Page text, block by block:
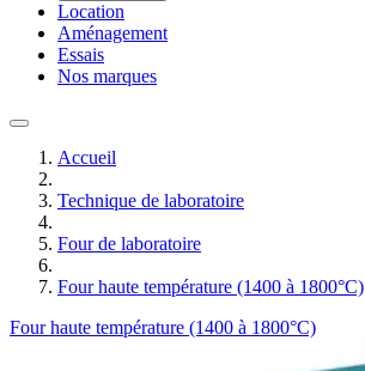
Location
Aménagement
Essais
Nos marques
Accueil
Technique de laboratoire
Four de laboratoire
Four haute température (1400 à 1800°C)
Four haute température (1400 à 1800°C)